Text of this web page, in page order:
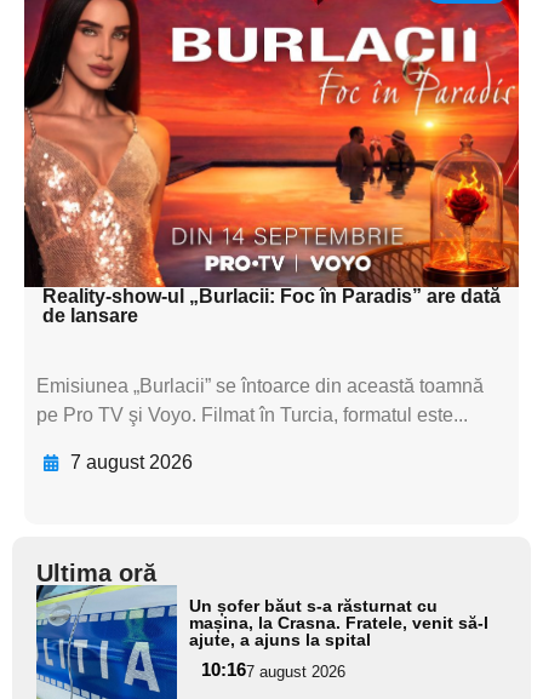
Adaugă aici textul pentru
subtitluAdaugă aici
textul pentru
subtitluAdaugă aici
textul pentru
subtitluAdaugă aici
textul pentru subti
Reality-show-ul „Burlacii: Foc în Paradis” are dată
de lansare
Emisiunea „Burlacii” se întoarce din această toamnă
pe Pro TV şi Voyo. Filmat în Turcia, formatul este...
7 august 2026
Ultima oră
Adaugă
aici textul
pentru
subtitlu
Un șofer băut s-a răsturnat cu
mașina, la Crasna. Fratele, venit să-l
ajute, a ajuns la spital
10:167 august 2026